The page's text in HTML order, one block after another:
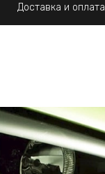
Доставка и оплата